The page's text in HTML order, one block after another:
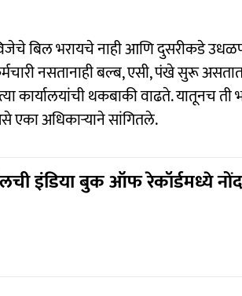
बिल भरायचे नाही आणि दुसरीकडे
नसतानाही बल्ब, एसी, पंखे सुरू
कार्यालयांची थकबाकी वाढते. यातूनच
एका अधिकाऱ्याने सांगितले.
इंडिया बुक ऑफ रेकॉर्डमध्ये नोंद